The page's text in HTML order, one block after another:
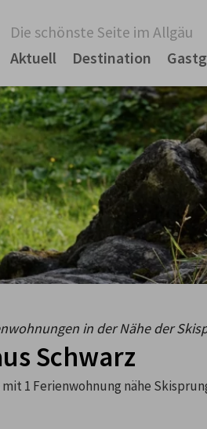
Die schönste Seite im Allgäu
Aktuell
Destination
in der Nähe der
Schwarz
mit 1 Ferienwohnung nähe